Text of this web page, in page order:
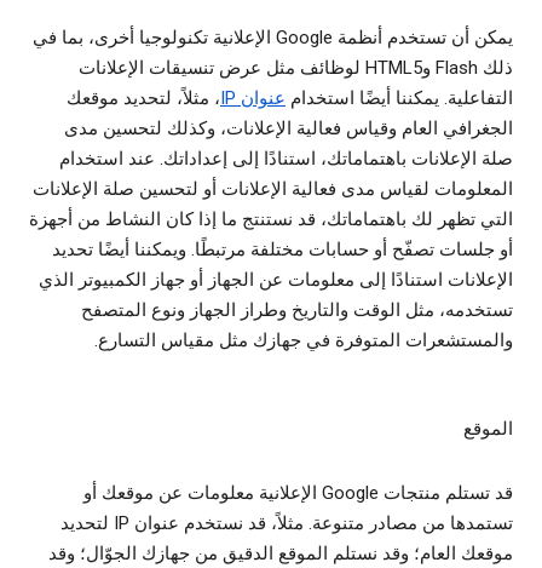
يمكن أن تستخدم أنظمة Google الإعلانية تكنولوجيا أخرى، بما في
ذلك Flash وHTML5 لوظائف مثل عرض تنسيقات الإعلانات
التفاعلية. يمكننا أيضًا استخدام عنوان IP
، مثلاً، لتحديد موقعك
الجغرافي العام وقياس فعالية الإعلانات، وكذلك لتحسين مدى
صلة الإعلانات باهتماماتك، استنادًا إلى إعداداتك. عند استخدام
المعلومات لقياس مدى فعالية الإعلانات أو لتحسين صلة الإعلانات
التي تظهر لك باهتماماتك، قد نستنتج ما إذا كان النشاط من أجهزة
أو جلسات تصفّح أو حسابات مختلفة مرتبطًا. ويمكننا أيضًا تحديد
الإعلانات استنادًا إلى معلومات عن الجهاز أو جهاز الكمبيوتر الذي
تستخدمه، مثل الوقت والتاريخ وطراز الجهاز ونوع المتصفح
والمستشعرات المتوفرة في جهازك مثل مقياس التسارع.
الموقع
قد تستلم منتجات Google الإعلانية معلومات عن موقعك أو
تستمدها من مصادر متنوعة. مثلاً، قد نستخدم عنوان IP لتحديد
موقعك العام؛ وقد نستلم الموقع الدقيق من جهازك الجوّال؛ وقد